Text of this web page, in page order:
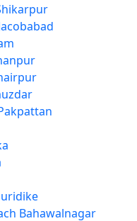
Bahawalnagar